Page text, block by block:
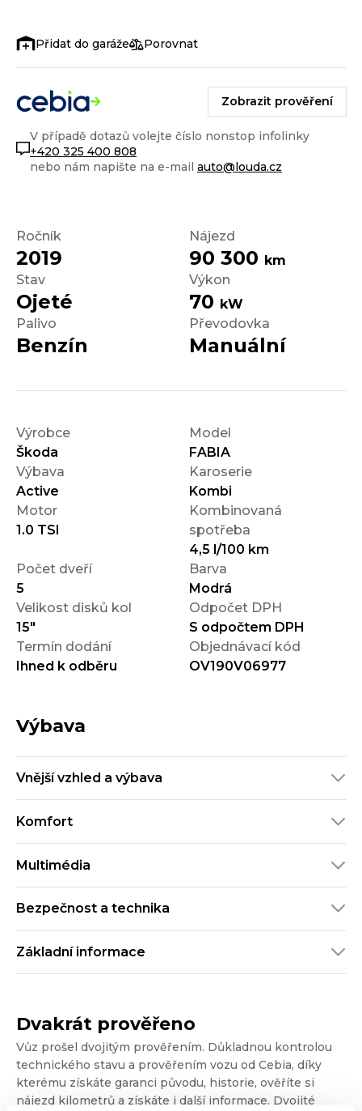
Ročník
2019
Nájezd
90 300 km
Stav
Ojeté
Výkon
70 kW
Palivo
Benzín
Převodovka
Manuální
Výrobce
Škoda
Model
FABIA
Výbava
Active
Karoserie
Kombi
Motor
1.0 TSI
Kombinovaná
spotřeba
4,5 l/100 km
Počet dveří
5
Barva
Modrá
Velikost disků kol
15"
Odpočet DPH
S odpočtem DPH
Termín dodání
Ihned k odběru
Objednávací kód
OV190V06977
Výbava
Vnější vzhled a výbava
Komfort
Multimédia
Bezpečnost a technika
Základní informace
Dvakrát prověřeno
Vůz prošel dvojitým prověřením. Důkladnou kontrolou
technického stavu a prověřením vozu od Cebia, díky
kterému získáte garanci původu, historie, ověříte si
nájezd kilometrů a získáte i další informace. Dvojité
Porovnat
Zobrazit prověření
V případě dotazů volejte číslo nonstop infolinky
+420 325 400 808
nebo nám napište na e-mail auto@louda.cz